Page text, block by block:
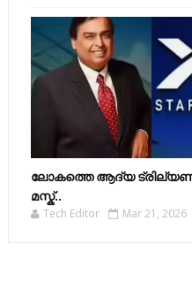
ലോകത്തെ ആദ്യ
മസ്ക്..
Tech Editor Mar 21, 2026